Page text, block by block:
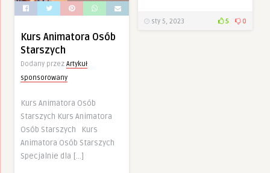
sty 5, 2023 5 0
Kurs Animatora Osób
Starszych
Dodany przez Artykuł
sponsorowany
Kurs Animatora Osób
Starszych Kurs Animatora
Osób Starszych Kurs
Animatora Osób Starszych
Specjalnie dla […]